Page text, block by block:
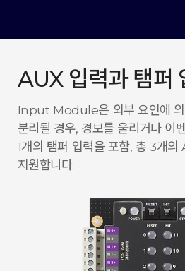
AUX 입력과 탬퍼
Input Module은 외부 요인에 의
분리될 경우, 경보를 울리거나 이
1개의 탬퍼 입력을 포함, 총 3개의
지원합니다.